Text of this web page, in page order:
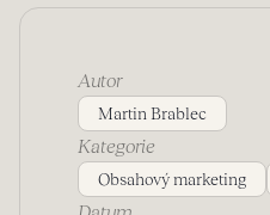
Autor
Martin Brablec
Kategorie
Obsahový marketing